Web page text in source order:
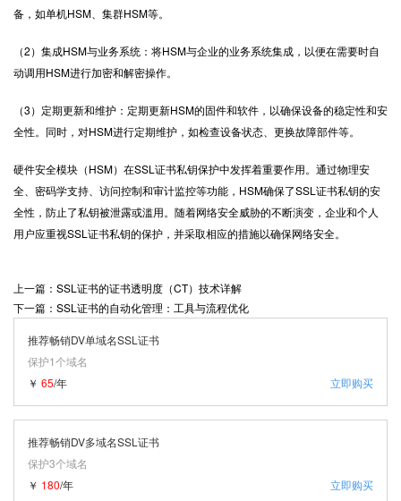
备，如单机HSM、集群HSM等。
（2）集成HSM与业务系统：将HSM与企业的业务系统集成，以便在需要时自
动调用HSM进行加密和解密操作。
（3）定期更新和维护：定期更新HSM的固件和软件，以确保设备的稳定性和安
全性。同时，对HSM进行定期维护，如检查设备状态、更换故障部件等。
硬件安全模块（HSM）在SSL证书私钥保护中发挥着重要作用。通过物理安
全、密码学支持、访问控制和审计监控等功能，HSM确保了SSL证书私钥的安
全性，防止了私钥被泄露或滥用。随着网络安全威胁的不断演变，企业和个人
用户应重视SSL证书私钥的保护，并采取相应的措施以确保网络安全。
上一篇：SSL证书的证书透明度（CT）技术详解
下一篇：SSL证书的自动化管理：工具与流程优化
推荐畅销DV单域名SSL证书
保护1个域名
立即购买
￥ 65/年
推荐畅销DV多域名SSL证书
保护3个域名
立即购买
￥ 180/年